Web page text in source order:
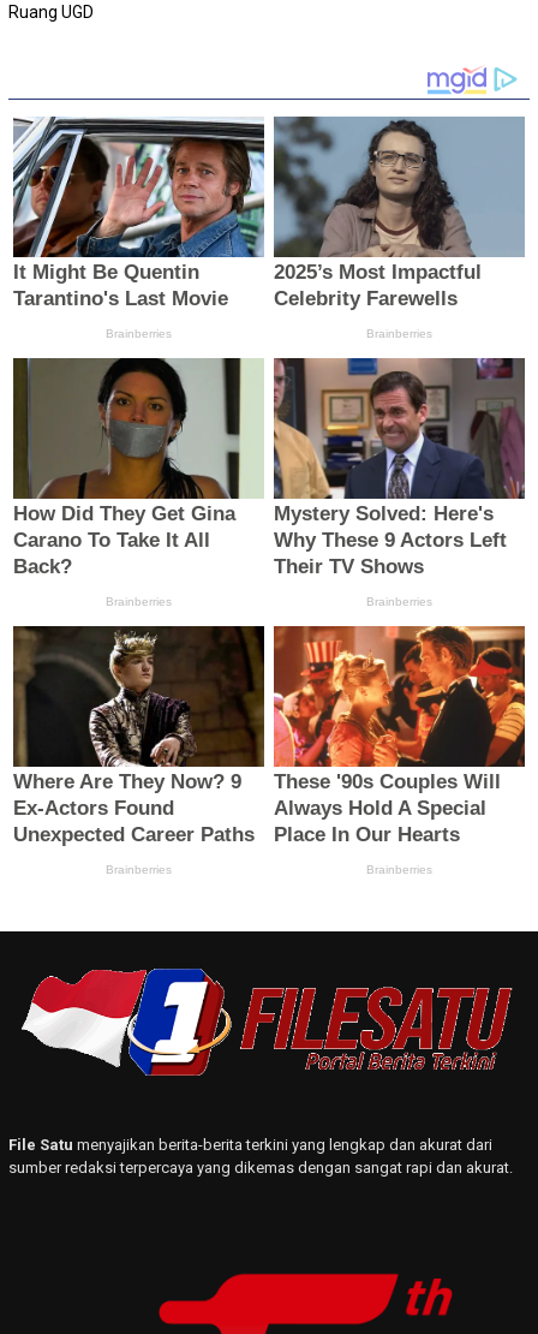
Ruang UGD
File Satu menyajikan berita-berita terkini yang lengkap dan akurat dari
sumber redaksi terpercaya yang dikemas dengan sangat rapi dan akurat.